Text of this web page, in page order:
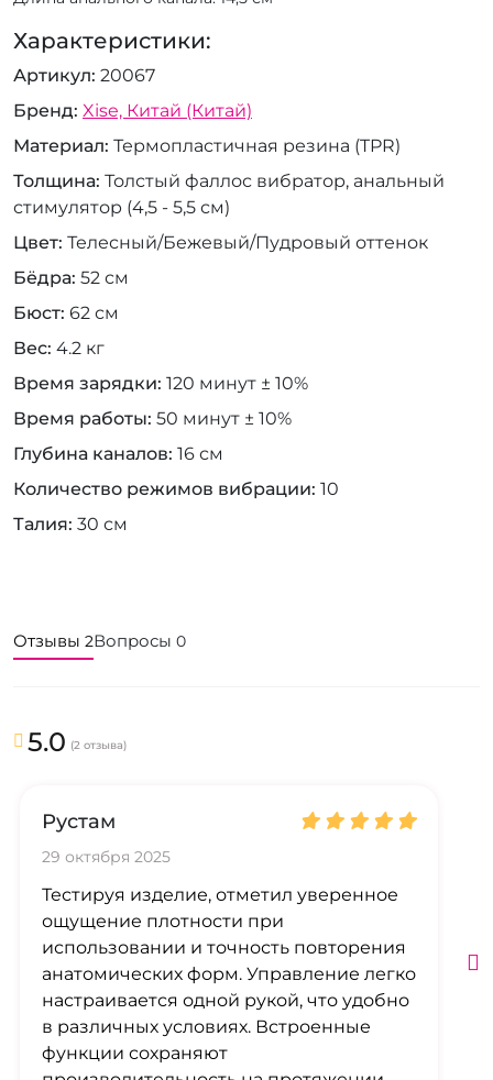
Характеристики:
Артикул 20067
Бренд Xise, Китай (Китай)
Материал Термопластичная резина (TPR)
Толщина Толстый фаллос вибратор, анальный
стимулятор (4,5 - 5,5 см)
Цвет Телесный/Бежевый/Пудровый оттенок
Бёдра 52 см
Бюст 62 см
Вес 4.2 кг
Время зарядки 120 минут ± 10%
Время работы 50 минут ± 10%
Глубина каналов 16 см
Количество режимов вибрации 10
Талия 30 см
Отзывы 2Вопросы 0
5.0 (2 отзыва)
Рустам
29 октября 2025
Тестируя изделие, отметил уверенное
ощущение плотности при
использовании и точность повторения
анатомических форм. Управление легко
настраивается одной рукой, что удобно
в различных условиях. Встроенные
функции сохраняют